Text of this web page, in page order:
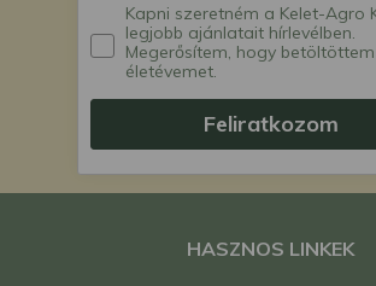
Kapni szeretném a Kelet-Agro
legjobb ajánlatait hírlevélben.
Megerősítem, hogy
életévemet.
Feliratkozom
HASZNOS LINKEK